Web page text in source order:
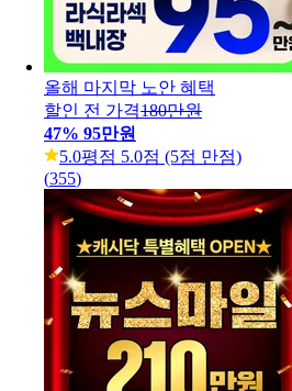
올해 마지막 노안 혜택
할인 전 가격180만원
47% 95만원
5.0평점 5.0점 (5점 만점)
(355)